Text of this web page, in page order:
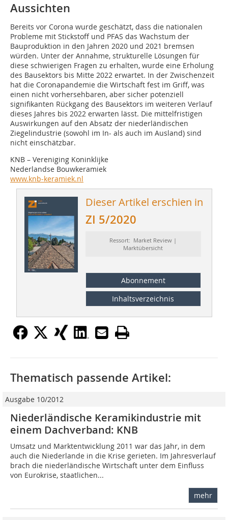
Aussichten
Bereits vor Corona wurde geschätzt, dass die nationalen
Probleme mit Stickstoff und PFAS das Wachstum der
Bauproduktion in den Jahren 2020 und 2021 bremsen
würden. Unter der Annahme, strukturelle Lösungen für
diese schwierigen Fragen zu erhalten, wurde eine Erholung
des Bausektors bis Mitte 2022 erwartet. In der Zwischenzeit
hat die Coronapandemie die Wirtschaft fest im Griff, was
einen nicht vorhersehbaren, aber sicher potenziell
signifikanten Rückgang des Bausektors im weiteren Verlauf
dieses Jahres bis 2022 erwarten lässt. Die mittelfristigen
Auswirkungen auf den Absatz der niederländischen
Ziegelindustrie (sowohl im In- als auch im Ausland) sind
nicht einschätzbar.
KNB – Vereniging Koninklijke
Nederlandse Bouwkeramiek
www.knb-keramiek.nl
Dieser Artikel erschien in
ZI 5/2020
Ressort: Market Review |
Marktübersicht
Abonnement
Inhaltsverzeichnis
Thematisch passende Artikel:
Ausgabe 10/2012
Niederländische Keramikindustrie mit
einem Dachverband: KNB
Umsatz und Marktentwicklung 2011 war das Jahr, in dem
auch die Niederlande in die Krise gerieten. Im Jahresverlauf
brach die niederländische Wirtschaft unter dem Einfluss
von Eurokrise, staatlichen...
mehr